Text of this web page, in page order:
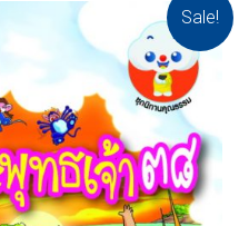
Sale!